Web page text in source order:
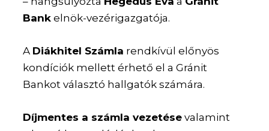
Bank elnök-vezérigazgatója.
A Diákhitel Számla rendkívül előnyös
kondíciók mellett érhető el a Gránit
Bankot választó hallgatók számára.
Díjmentes a számla vezetése valamint